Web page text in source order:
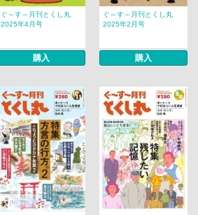
ぐ～す～月刊とくし丸
2025年4月号
購入
ぐ～す～月刊とくし丸
2025年2月号
購入